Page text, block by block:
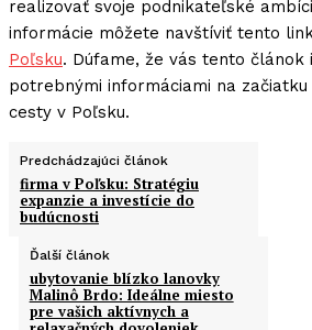
realizovať svoje podnikateľské
informácie môžete navštíviť tento
Poľsku. Dúfame, že vás tento článok
potrebnými informáciami na
cesty v Poľsku.
Predchádzajúci článok
firma v Poľsku: Stratégiu
expanzie a investície do
budúcnosti
Ďalší článok
ubytovanie blízko lanovky
Malinô Brdo: Ideálne miesto
pre vašich aktívnych a